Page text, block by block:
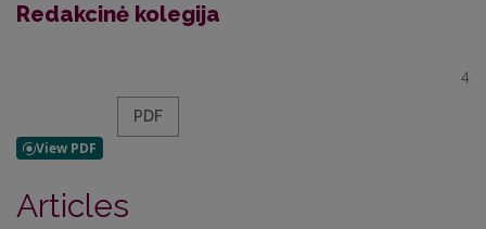
Redakcinė kolegija
4
PDF
Articles